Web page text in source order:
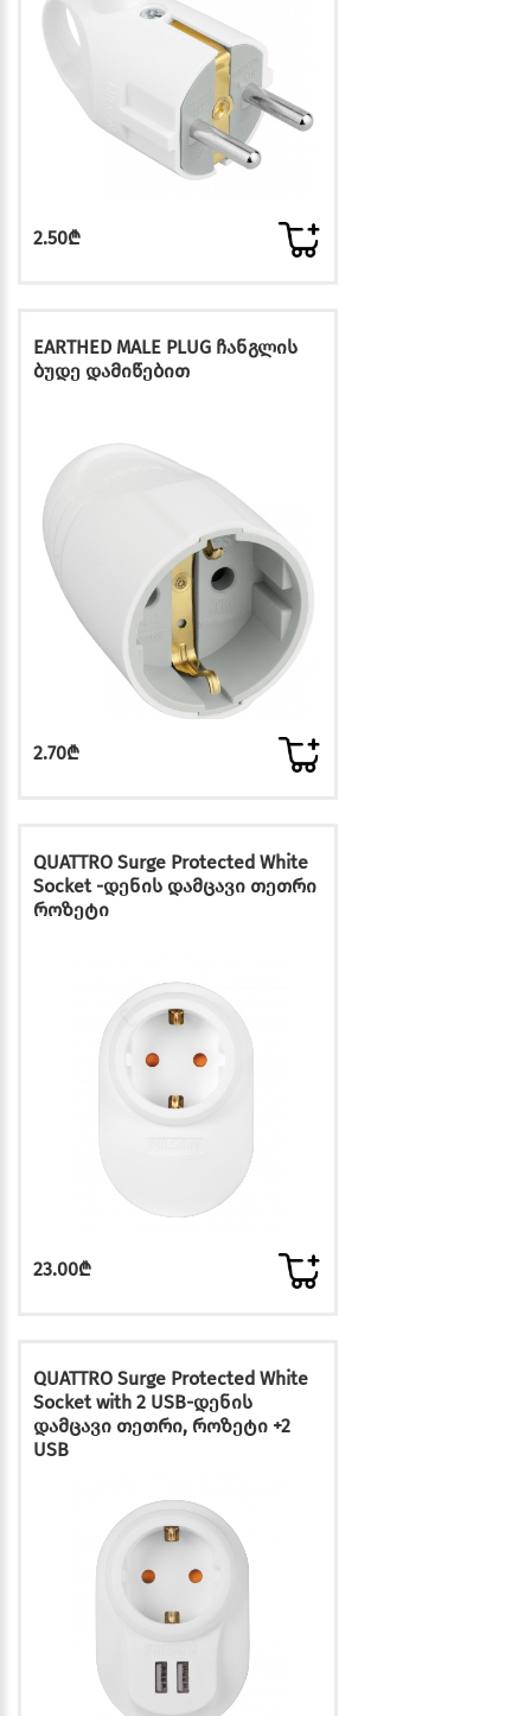
2.50₾
EARTHED MALE PLUG ჩანგლის
ბუდე დამიწებით
2.70₾
QUATTRO Surge Protected White
Socket -დენის დამცავი თეთრი
როზეტი
23.00₾
QUATTRO Surge Protected White
Socket with 2 USB-დენის
დამცავი თეთრი, როზეტი +2
USB